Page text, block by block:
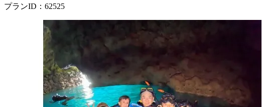
プランID：62525